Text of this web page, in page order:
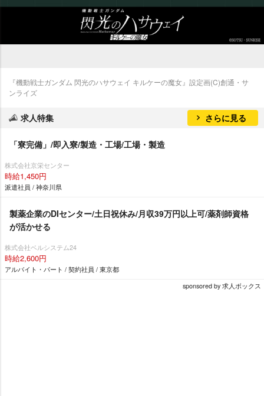
『機動戦士ガンダム 閃光のハサウェイ キルケーの魔女』設定画(C)創通・サ
ンライズ
求人特集 さらに見る
「寮完備」/即入寮/製造・工場/工場・製造
株式会社京栄センター
時給1,450円
派遣社員 / 神奈川県
製薬企業のDIセンター/土日祝休み/月収39万円以上可/薬剤師資格
が活かせる
株式会社ベルシステム24
時給2,600円
アルバイト・パート / 契約社員 / 東京都
sponsored by 求人ボックス